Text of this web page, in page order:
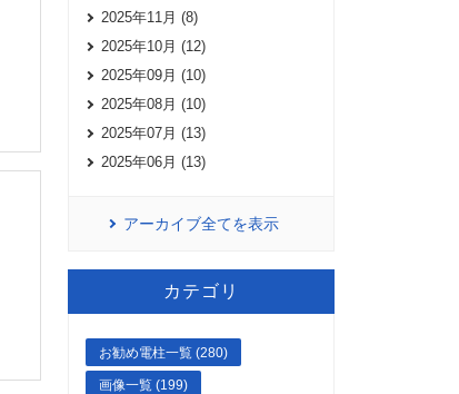
2025年11月 (8)
2025年10月 (12)
2025年09月 (10)
2025年08月 (10)
2025年07月 (13)
2025年06月 (13)
アーカイブ全てを表示
カテゴリ
お勧め電柱一覧 (280)
画像一覧 (199)